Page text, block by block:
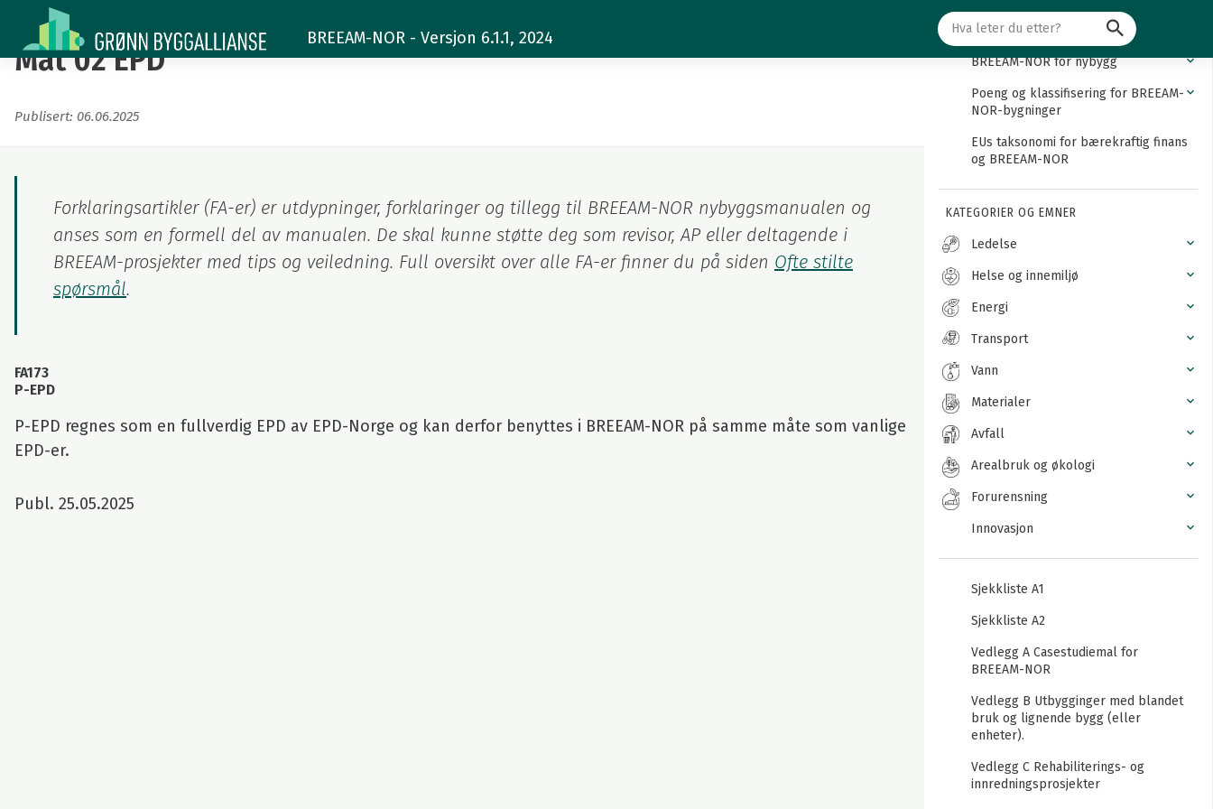
Mat
02
BREEAM-NOR - Versjon 6.1.1, 2024 Søk
Mat 02 EPD
Publisert: 06.06.2025
Forklaringsartikler (FA-er) er utdypninger, forklaringer og tillegg til BREEAM-NOR nybyggsmanualen og
anses som en formell del av manualen. De skal kunne støtte deg som revisor, AP eller deltagende i
BREEAM-prosjekter med tips og veiledning. Full oversikt over alle FA-er finner du på siden Ofte stilte
spørsmål.
FA173
P-EPD
P-EPD regnes som en fullverdig EPD av EPD-Norge og kan derfor benyttes i BREEAM-NOR på samme måte som vanlige
EPD-er.
Publ. 25.05.2025
Innledning
BREEAM-NOR for nybygg
Poeng og klassifisering for BREEAM-
NOR-bygninger
EUs taksonomi for bærekraftig finans
og BREEAM-NOR
KATEGORIER OG EMNER
Ledelse
Helse og innemiljø
Energi
Transport
Vann
Materialer
Avfall
Arealbruk og økologi
Forurensning
Innovasjon
Sjekkliste A1
Sjekkliste A2
Vedlegg A Casestudiemal for
BREEAM-NOR
Vedlegg B Utbygginger med blandet
bruk og lignende bygg (eller
enheter).
Vedlegg C Rehabiliterings- og
innredningsprosjekter